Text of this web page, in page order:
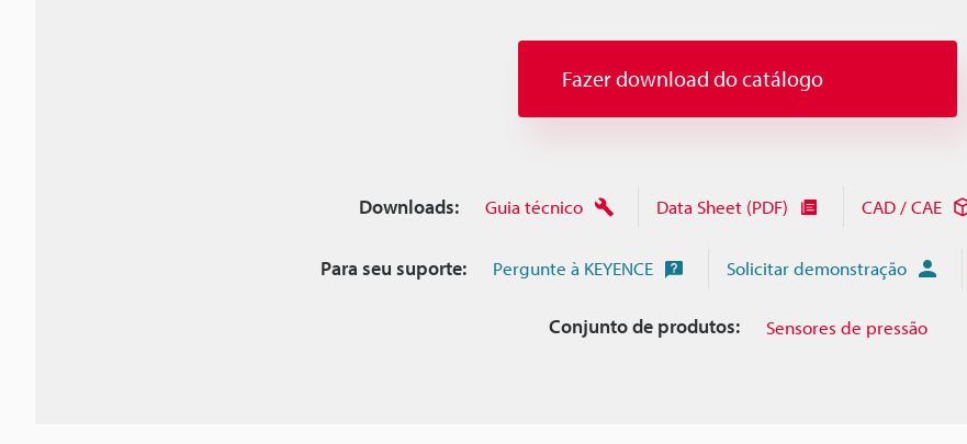
Fazer download do catálogo
Downloads: Guia técnico Data Sheet (PDF) CAD / CAE
Para seu suporte: Pergunte à KEYENCE Solicitar demonstração
Conjunto de produtos: Sensores de pressão